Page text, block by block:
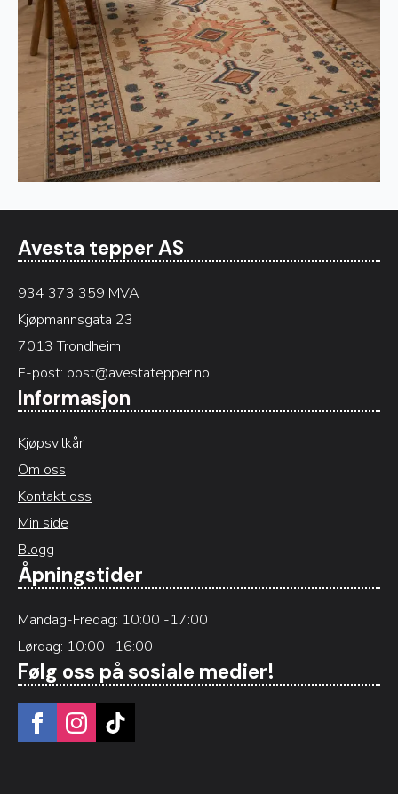
Avesta tepper AS
934 373 359 MVA
Kjøpmannsgata 23
7013 Trondheim
E-post: post@avestatepper.no
Informasjon
Kjøpsvilkår
Om oss
Kontakt oss
Min side
Blogg
Åpningstider
Mandag-Fredag: 10:00 -17:00
Lørdag: 10:00 -16:00
Følg oss på sosiale medier!